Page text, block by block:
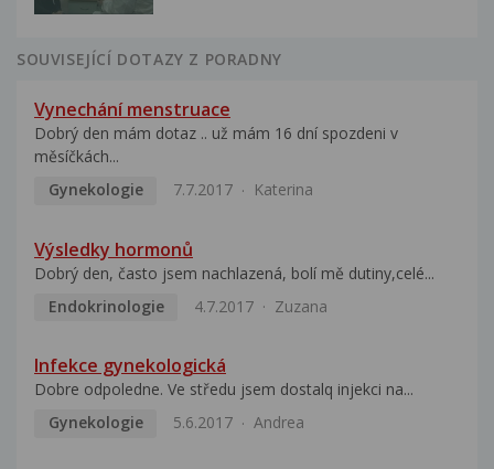
SOUVISEJÍCÍ DOTAZY Z PORADNY
Vynechání menstruace
Dobrý den mám dotaz .. už mám 16 dní spozdeni v
měsíčkách...
Gynekologie
7.7.2017 Katerina
Výsledky hormonů
Dobrý den, často jsem nachlazená, bolí mě dutiny,celé...
Endokrinologie
4.7.2017 Zuzana
Infekce gynekologická
Dobre odpoledne. Ve středu jsem dostalq injekci na...
Gynekologie
5.6.2017 Andrea